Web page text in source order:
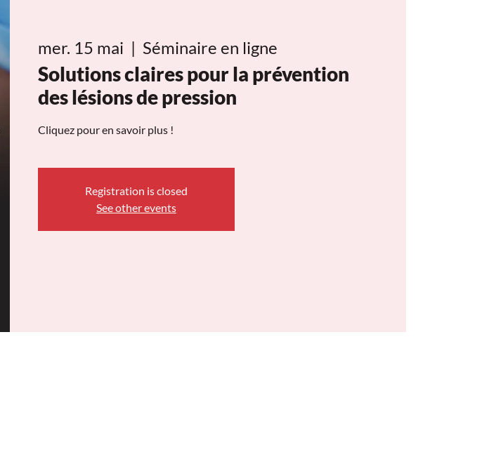
mer. 15 mai
  |
Séminaire en ligne
Solutions claires pour la prévention
des lésions de pression
Cliquez pour en savoir plus !
Registration is closed
See other events